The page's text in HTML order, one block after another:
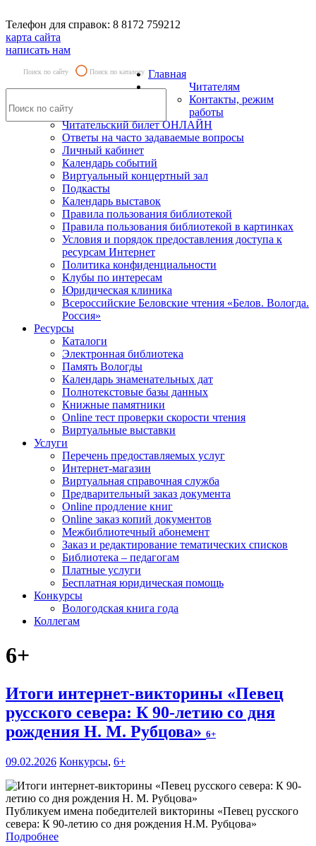
Телефон для справок: 8 8172 759212
карта сайта
написать нам
Поиск по сайту Поиск по каталогу Главная
Читателям
Контакты, режим
работы
Читательский билет ОНЛАЙН
Ответы на часто задаваемые вопросы
Личный кабинет
Календарь событий
Виртуальный концертный зал
Подкасты
Календарь выставок
Правила пользования библиотекой
Правила пользования библиотекой в картинках
Условия и порядок предоставления доступа к
ресурсам Интернет
Политика конфиденциальности
Клубы по интересам
Юридическая клиника
Всероссийские Беловские чтения «Белов. Вологда.
Россия»
Ресурсы
Каталоги
Электронная библиотека
Память Вологды
Календарь знаменательных дат
Полнотекстовые базы данных
Книжные памятники
Online тест проверки скорости чтения
Виртуальные выставки
Услуги
Перечень предоставляемых услуг
Интернет-магазин
Виртуальная справочная служба
Предварительный заказ документа
Online продление книг
Online заказ копий документов
Межбиблиотечный абонемент
Заказ и редактирование тематических списков
Библиотека – педагогам
Платные услуги
Бесплатная юридическая помощь
Конкурсы
Вологодская книга года
Коллегам
6+
Итоги интернет-викторины «Певец
русского севера: К 90-летию со дня
рождения Н. М. Рубцова» 6+
09.02.2026 Конкурсы, 6+
Публикуем имена победителей викторины «Певец русского
севера: К 90-летию со дня рождения Н.М. Рубцова»
Подробнее